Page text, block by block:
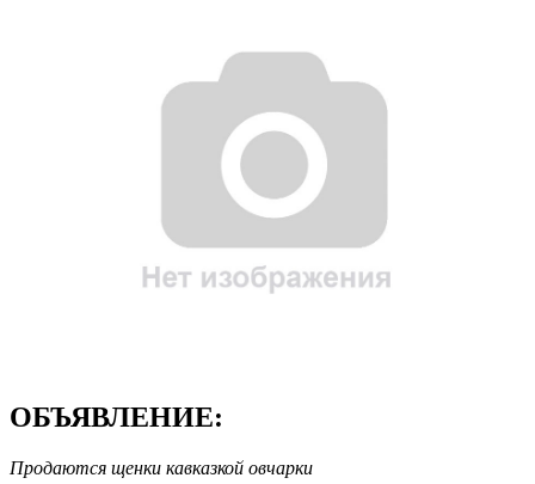
ОБЪЯВЛЕНИЕ:
Продаются щенки кавказкой овчарки